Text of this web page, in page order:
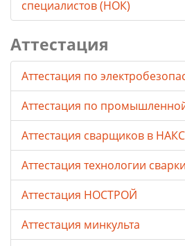
специалистов (НОК)
Аттестация
Аттестация по
Аттестация по
Аттестация сварщиков в НАКС
Аттестация технологии
Аттестация НОСТРОЙ
Аттестация минкульта